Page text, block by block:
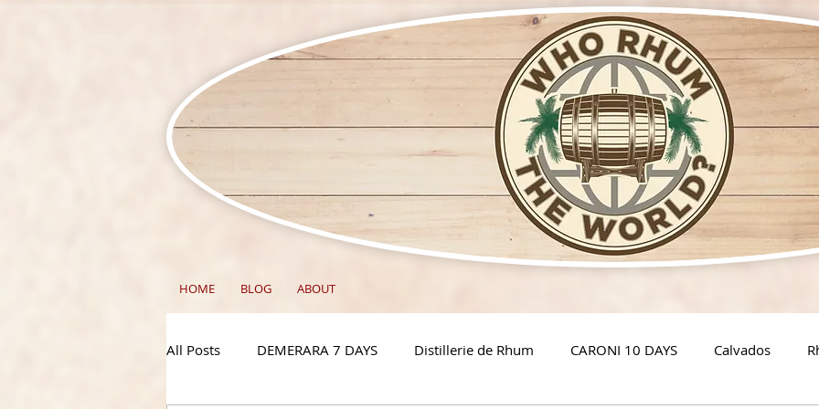
HOME BLOG ABOUT
All Posts DEMERARA 7 DAYS Distillerie de Rhum CARONI 10 DAYS Calvados